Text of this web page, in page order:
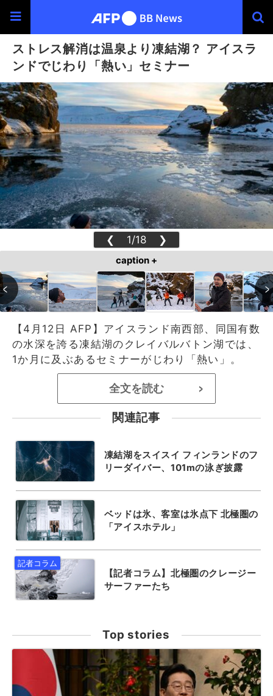
ストレス解消は温泉より凍結湖？ アイスラ
ンドでじわり「熱い」セミナー
❮ 1/18 ❯
caption +
【4月12日 AFP】アイスランド南西部、同国有数
の水深を誇る凍結湖のクレイバルバトン湖では、
1か月に及ぶあるセミナーがじわり「熱い」。
全文を読む >
関連記事
凍結湖をスイスイ フィンランドのフ
リーダイバー、101mの泳ぎ披露
ベッドは氷、客室は氷点下 北極圏の
「アイスホテル」
【記者コラム】北極圏のクレージー
サーファーたち
Top stories